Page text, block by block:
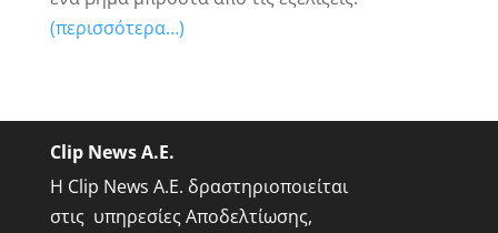
(περισσότερα…)
Clip News A.E.
Η Clip News A.E. δραστηριοποιείται
στις υπηρεσίες Αποδελτίωσης,